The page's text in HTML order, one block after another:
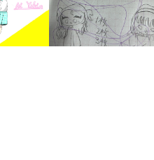
見られる
ギャラリー